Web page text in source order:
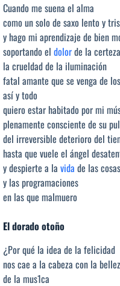
Cuando me suena el alma
como un solo de saxo lento y
y hago mi aprendizaje de bien
soportando el dolorde la
la crueldad de la iluminación
fatal amante que se venga de
así y todo
quiero estar habitado por mi
plenamente consciente de su
del irreversible deterioro del
hasta que vuele el ángel
y despierte a la vida de las cosas
y las programaciones
en las que malmuero
El dorado otoño
¿Por qué la idea de la felicidad
nos cae a la cabeza con la
de la mus1ca